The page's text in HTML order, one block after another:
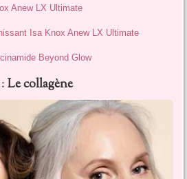
Anew LX Ultimate
Isa Knox Anew LX Ultimate
Beyond Glow
:Le collagène